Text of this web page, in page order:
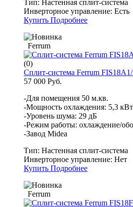
Тип: Настенная сплит-система
Инверторное управление: Есть
Купить Подробнее
Ferrum
(0)
Сплит-система Ferrum
57 000 Руб.
-Для помещения 50 м.кв.
-Мощность охлаждения: 5,3 кВт
-Уровень шума: 29 дБ
-Режим работы: охлаждение/
-Завод Midea
Тип: Настенная сплит-система
Инверторное управление: Нет
Купить Подробнее
Ferrum